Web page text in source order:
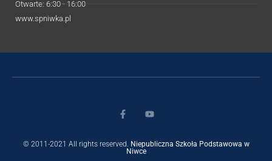
Otwarte: 6:30 - 16:00
www.spniwka.pl
© 2011-2021 All rights reserved. Niepubliczna Szkoła Podstawowa w
Niwce